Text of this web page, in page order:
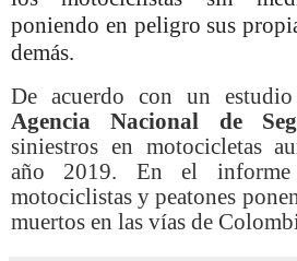
poniendo en peligro sus
demás.
De acuerdo con un
Agencia Nacional de
siniestros en motocicletas
año 2019. En el
motociclistas y peatones
muertos en las vías de